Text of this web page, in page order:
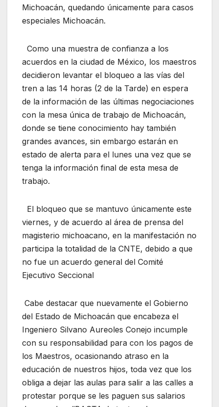
Michoacán, quedando únicamente para casos
especiales Michoacán.
Como una muestra de confianza a los
acuerdos en la ciudad de México, los maestros
decidieron levantar el bloqueo a las vías del
tren a las 14 horas (2 de la Tarde) en espera
de la información de las últimas negociaciones
con la mesa única de trabajo de Michoacán,
donde se tiene conocimiento hay también
grandes avances, sin embargo estarán en
estado de alerta para el lunes una vez que se
tenga la información final de esta mesa de
trabajo.
El bloqueo que se mantuvo únicamente este
viernes, y de acuerdo al área de prensa del
magisterio michoacano, en la manifestación no
participa la totalidad de la CNTE, debido a que
no fue un acuerdo general del Comité
Ejecutivo Seccional
Cabe destacar que nuevamente el Gobierno
del Estado de Michoacán que encabeza el
Ingeniero Silvano Aureoles Conejo incumple
con su responsabilidad para con los pagos de
los Maestros, ocasionando atraso en la
educación de nuestros hijos, toda vez que los
obliga a dejar las aulas para salir a las calles a
protestar porque se les paguen sus salarios